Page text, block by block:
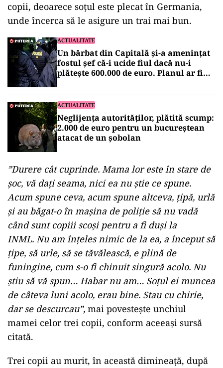
copii, deoarece soțul este plecat în Germania,
unde încerca să le asigure un trai mai bun.
ACTUALITATE
Un bărbat din Capitală și-a amenințat
fostul șef că-i ucide fiul dacă nu-i
plătește 600.000 de euro. Planul ar fi
ACTUALITATE
Neglijența autorităților, plătită scump:
2.000 de euro pentru un bucureștean
atacat de un șobolan
”Durere cât cuprinde. Mama lor este în stare de
șoc, vă dați seama, nici ea nu știe ce spune.
Acum spune ceva, acum spune altceva, țipă, urlă
și au băgat-o în mașina de poliție să nu vadă
când sunt copiii scoși pentru a fi duși la
INML. Nu am înțeles nimic de la ea, a început să
țipe, să urle, să se tăvălească, e plină de
funingine, cum s-o fi chinuit singură acolo. Nu
știu să vă spun… Habar nu am… Soțul ei muncea
de câteva luni acolo, erau bine. Stau cu chirie,
dar se descurcau”, mai povestește unchiul
mamei celor trei copii, conform aceeași sursă
citată.
Trei copii au murit, în această dimineață, după